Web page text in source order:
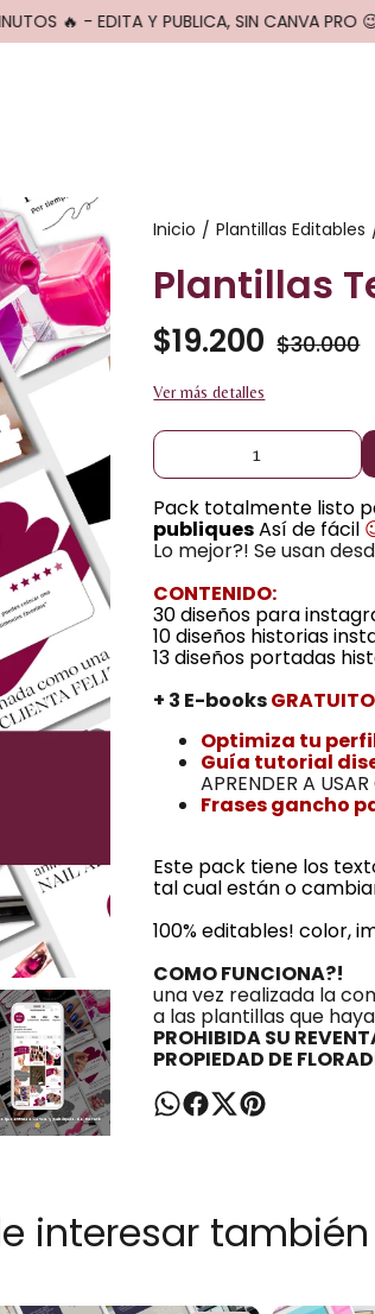
🔥 - EDITA Y PUBLICA, SIN CANVA PRO 😉
Inicio / Plantillas Editables
Plantillas
$19.200 $30.000
Ver más detalles
Pack totalmente listo
publiquesAsí de fácil
Lo mejor?! Se usan
CONTENIDO:
30 diseños para
10 diseños historias
13 diseños portadas
+ 3 E-books
Optimiza tu
Guía tutorial
APRENDER A
Frases gancho
Este pack tiene los
tal cual están o
100% editables! color,
COMO FUNCIONA?!
una vez realizada la
a las plantillas que
PROHIBIDA SU
PROPIEDAD DE
interesar también